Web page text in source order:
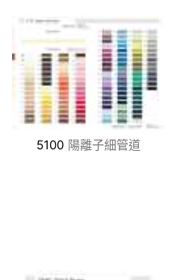
5100 陽離子細管道